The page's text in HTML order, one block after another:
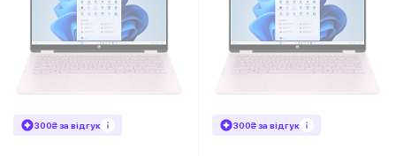
300₴ за відгук 300₴ за відгук